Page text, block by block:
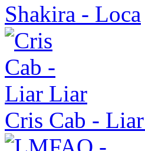
Shakira - Loca
Cris Cab -